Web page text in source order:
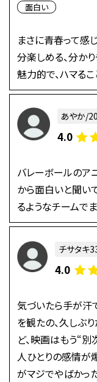
面白い
まさに青春って感
分楽しめる、分か
魅力的で、ハマる
あやか/
4.0
バレーボールのア
から面白いと聞い
るようなチームで
チサタキ
4.0
気づいたら手が汗
を観たの、久しぶ
ど、映画はもう“
人ひとりの感情が
がマジでやばかっ